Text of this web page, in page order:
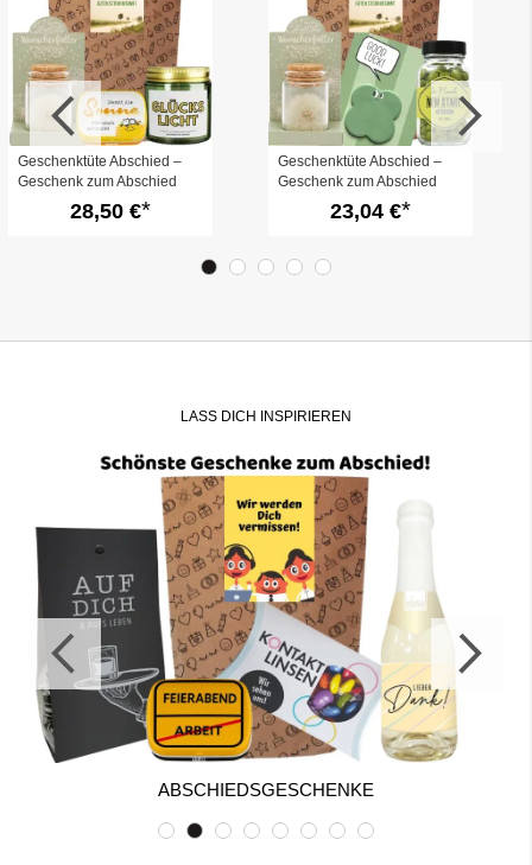
Geschenktüte Abschied –
Geschenk zum Abschied
Kollegen (Set 10)
28,50 €
Geschenktüte Abschied –
Geschenk zum Abschied
Kollegen (Set 9)
23,04 €
LASS DICH INSPIRIEREN
ABSCHIEDSGESCHENKE